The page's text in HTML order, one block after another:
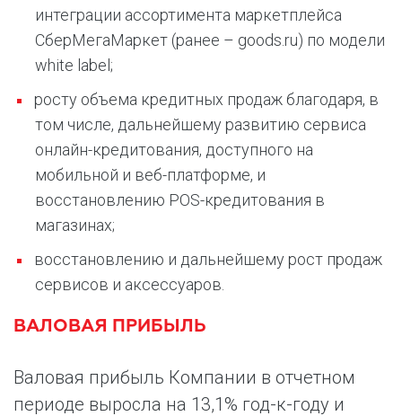
интеграции ассортимента маркетплейса
СберМегаМаркет (ранее – goods.ru) по модели
white label;
росту объема кредитных продаж благодаря, в
том числе, дальнейшему развитию сервиса
онлайн-кредитования, доступного на
мобильной и веб-платформе, и
восстановлению POS-кредитования в
магазинах;
восстановлению и дальнейшему рост продаж
сервисов и аксессуаров.
ВАЛОВАЯ ПРИБЫЛЬ
Валовая прибыль Компании в отчетном
периоде выросла на 13,1% год-к-году и